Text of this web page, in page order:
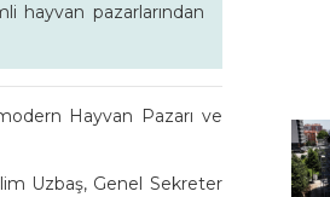
hayvan pazarlarından
Hayvan Pazarı ve
Uzbaş, Genel Sekreter